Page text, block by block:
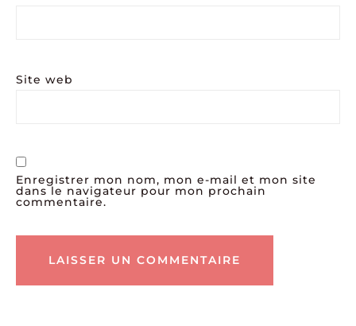
Site web
Enregistrer mon nom, mon e-mail et mon site
dans le navigateur pour mon prochain
commentaire.